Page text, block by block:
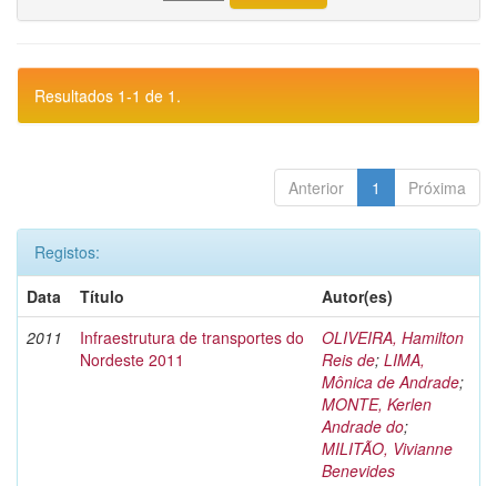
Resultados 1-1 de 1.
Anterior 1 Próxima
Registos:
Data
Título
Autor(es)
2011
Infraestrutura de transportes do
Nordeste 2011
OLIVEIRA, Hamilton
Reis de; LIMA,
Mônica de Andrade;
MONTE, Kerlen
Andrade do;
MILITÃO, Vivianne
Benevides